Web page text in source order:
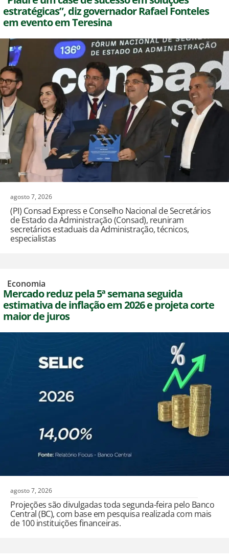
estratégicas”, diz governador Rafael Fonteles
em evento em Teresina
agosto 7, 2026
(PI) Consad Express e Conselho Nacional de Secretários
de Estado da Administração (Consad), reuniram
secretários estaduais da Administração, técnicos,
especialistas
Economia
Mercado reduz pela 5ª semana seguida
estimativa de inflação em 2026 e projeta corte
maior de juros
agosto 7, 2026
Projeções são divulgadas toda segunda-feira pelo Banco
Central (BC), com base em pesquisa realizada com mais
de 100 instituições financeiras.